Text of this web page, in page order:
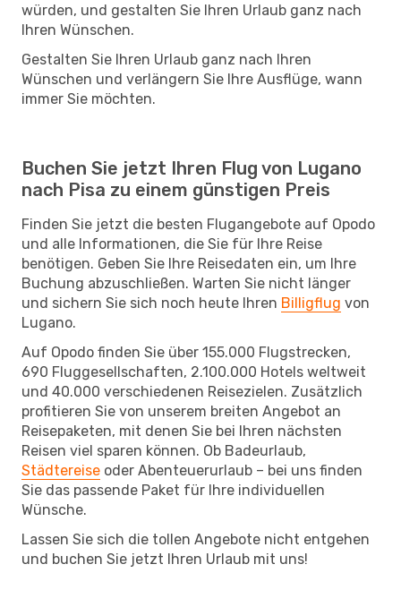
würden, und gestalten Sie Ihren Urlaub ganz nach
Ihren Wünschen.
Gestalten Sie Ihren Urlaub ganz nach Ihren
Wünschen und verlängern Sie Ihre Ausflüge, wann
immer Sie möchten.
Buchen Sie jetzt Ihren Flug von Lugano
nach Pisa zu einem günstigen Preis
Finden Sie jetzt die besten Flugangebote auf Opodo
und alle Informationen, die Sie für Ihre Reise
benötigen. Geben Sie Ihre Reisedaten ein, um Ihre
Buchung abzuschließen. Warten Sie nicht länger
und sichern Sie sich noch heute Ihren Billigflug von
Lugano.
Auf Opodo finden Sie über 155.000 Flugstrecken,
690 Fluggesellschaften, 2.100.000 Hotels weltweit
und 40.000 verschiedenen Reisezielen. Zusätzlich
profitieren Sie von unserem breiten Angebot an
Reisepaketen, mit denen Sie bei Ihren nächsten
Reisen viel sparen können. Ob Badeurlaub,
Städtereise oder Abenteuerurlaub – bei uns finden
Sie das passende Paket für Ihre individuellen
Wünsche.
Lassen Sie sich die tollen Angebote nicht entgehen
und buchen Sie jetzt Ihren Urlaub mit uns!